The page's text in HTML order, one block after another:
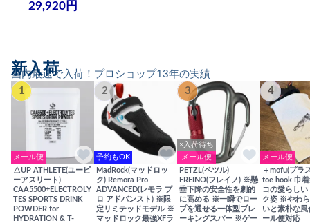
29,920円
国内最速で入荷！プロショップ13年の実績
新入荷
1
メール便
△UP ATHLETE(ユーピ
ーアスリート)
CAA5500+ELECTROLY
TES SPORTS DRINK
POWDER for
HYDRATION & T-
2
予約もOK
MadRock(マッドロッ
ク) Remora Pro
ADVANCED(レモラ プ
ロ アドバンスト) ※限
定リミテッドモデル ※
マッドロック最強XFラ
3
×入荷待ち
メール便
PETZL(ペツル)
FREINO(フレイノ) ※懸
垂下降の安全性を劇的
に高める ※一瞬でロー
プを通せる一体型ブレ
ーキングスパー ※ゲー
4
メール便
＋mofu(プラ
toe hook 巾
コの愛らしい
ク姿 ※やわ
いと素朴な
ール便対応